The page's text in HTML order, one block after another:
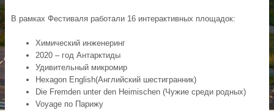
В рамках Фестиваля работали 16 интерактивных площадок:
Химический инженеринг
2020 – год Антарктиды
Удивительный микромир
Hexagon English(Английский шестигранник)
Die Fremden unter den Heimischen (Чужие среди родных)
Voyage по Парижу